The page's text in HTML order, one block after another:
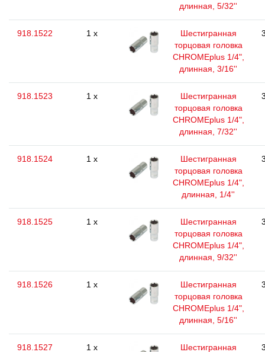
длинная, 5/32''
918.1522 1 x
Шестигранная
торцовая головка
CHROMEplus 1/4",
длинная, 3/16''
918.1523 1 x
Шестигранная
торцовая головка
CHROMEplus 1/4",
длинная, 7/32''
918.1524 1 x
Шестигранная
торцовая головка
CHROMEplus 1/4",
длинная, 1/4''
918.1525 1 x
Шестигранная
торцовая головка
CHROMEplus 1/4",
длинная, 9/32''
918.1526 1 x
Шестигранная
торцовая головка
CHROMEplus 1/4",
длинная, 5/16''
918.1527 1 x Шестигранная